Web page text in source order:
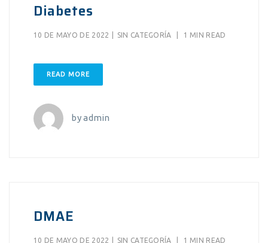
Diabetes
10 DE MAYO DE 2022 SIN CATEGORÍA 1 MIN READ
READ MORE
byadmin
DMAE
10 DE MAYO DE 2022 SIN CATEGORÍA 1 MIN READ